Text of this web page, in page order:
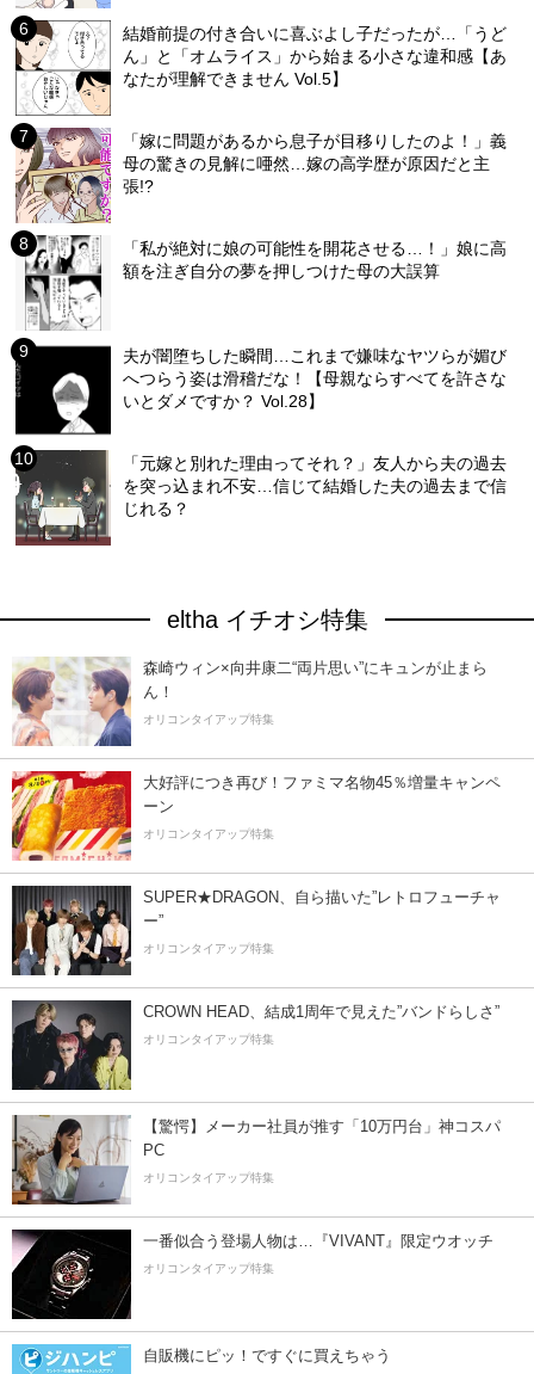
結婚前提の付き合いに喜ぶよし子だったが…「うど
ん」と「オムライス」から始まる小さな違和感【あ
なたが理解できません Vol.5】
「嫁に問題があるから息子が目移りしたのよ！」義
母の驚きの見解に唖然…嫁の高学歴が原因だと主
張!?
「私が絶対に娘の可能性を開花させる…！」娘に高
額を注ぎ自分の夢を押しつけた母の大誤算
夫が闇堕ちした瞬間…これまで嫌味なヤツらが媚び
へつらう姿は滑稽だな！【母親ならすべてを許さな
いとダメですか？ Vol.28】
「元嫁と別れた理由ってそれ？」友人から夫の過去
を突っ込まれ不安…信じて結婚した夫の過去まで信
じれる？
eltha イチオシ特集
森崎ウィン×向井康二“両片思い”にキュンが止まら
ん！
オリコンタイアップ特集
大好評につき再び！ファミマ名物45％増量キャンペ
ーン
オリコンタイアップ特集
SUPER★DRAGON、自ら描いた”レトロフューチャ
ー”
オリコンタイアップ特集
CROWN HEAD、結成1周年で見えた”バンドらしさ”
オリコンタイアップ特集
【驚愕】メーカー社員が推す「10万円台」神コスパ
PC
オリコンタイアップ特集
一番似合う登場人物は…『VIVANT』限定ウオッチ
オリコンタイアップ特集
自販機にピッ！ですぐに買えちゃう